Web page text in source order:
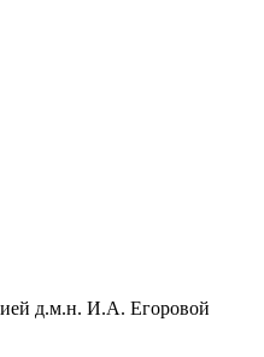
д.м.н. И.А. Егоровой